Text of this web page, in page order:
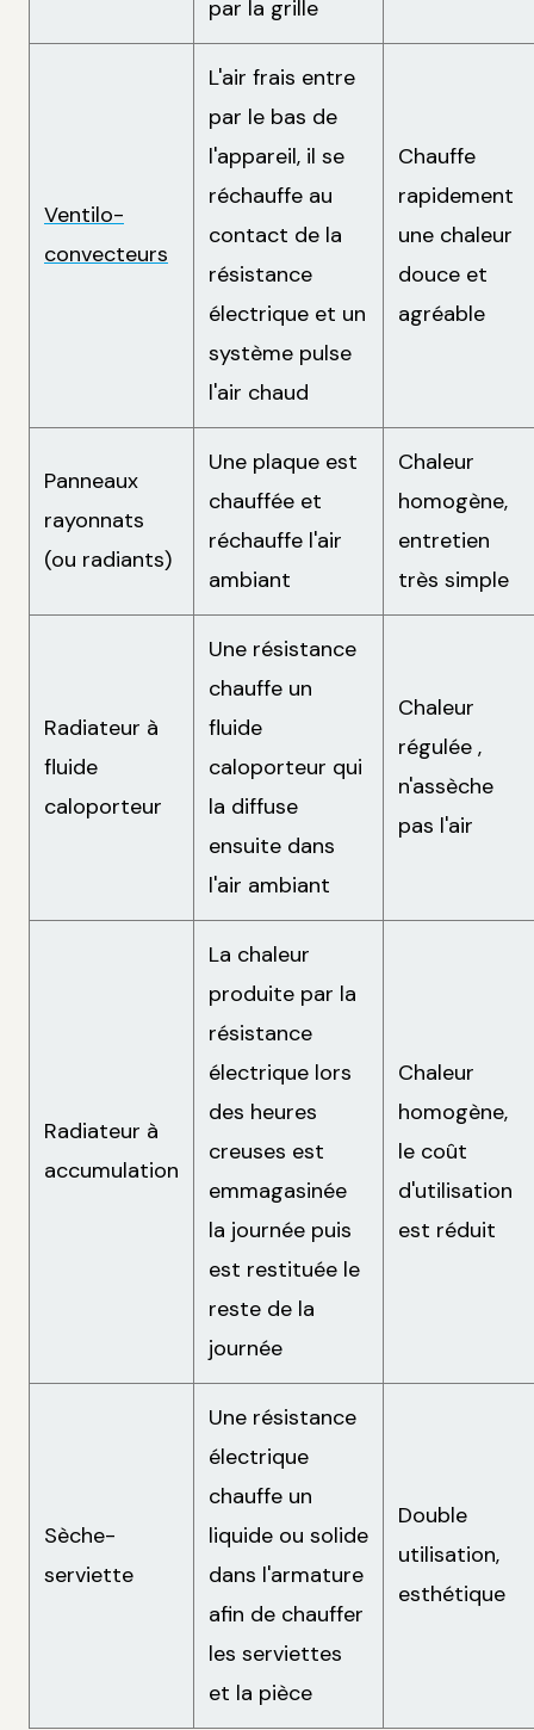
par la grille
Ventilo-
convecteurs
L'air frais entre
par le bas de
l'appareil, il se
réchauffe au
contact de la
résistance
électrique et un
système pulse
l'air chaud
Chauffe
rapidement
une chaleur
douce et
agréable
Panneaux
rayonnats
(ou radiants)
Une plaque est
chauffée et
réchauffe l'air
ambiant
Chaleur
homogène,
entretien
très simple
Radiateur à
fluide
caloporteur
Une résistance
chauffe un
fluide
caloporteur qui
la diffuse
ensuite dans
l'air ambiant
Chaleur
régulée ,
n'assèche
pas l'air
Radiateur à
accumulation
La chaleur
produite par la
résistance
électrique lors
des heures
creuses est
emmagasinée
la journée puis
est restituée le
reste de la
journée
Chaleur
homogène,
le coût
d'utilisation
est réduit
Sèche-
serviette
Une résistance
électrique
chauffe un
liquide ou solide
dans l'armature
afin de chauffer
les serviettes
et la pièce
Double
utilisation,
esthétique